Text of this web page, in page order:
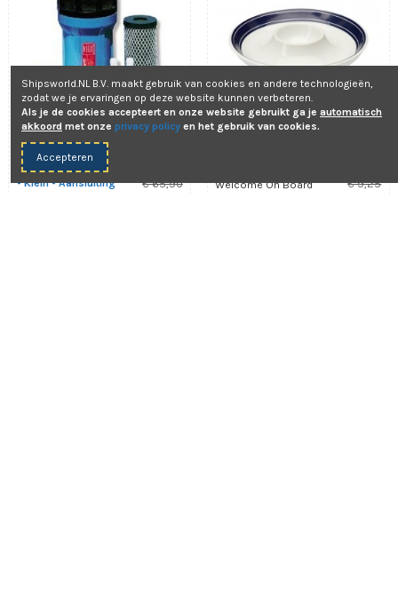
Drinkwater Filter Set
- Klein - Aansluiting
€ 65,90
Welcome On Board
€ 9,25
Shipsworld.NL B.V. maakt gebruik van cookies en andere technologieën,
zodat we je ervaringen op deze website kunnen verbeteren.
Als je de cookies accepteert en onze website gebruikt ga je automatisch
akkoord met onze privacy policy en het gebruik van cookies.
Accepteren